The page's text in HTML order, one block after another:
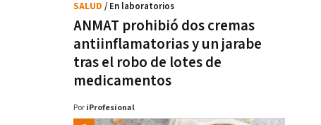
ANMAT prohibió dos cremas
antiinflamatorias y un jarabe
tras el robo de lotes de
medicamentos
SALUD / En laboratorios
Por iProfesional